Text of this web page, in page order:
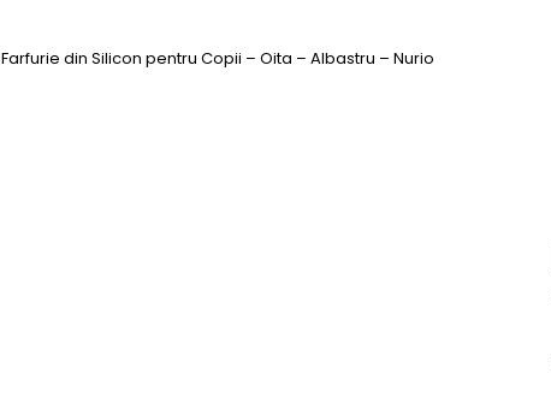
Farfurie din Silicon pentru Copii – Oita – Albastru – Nurio